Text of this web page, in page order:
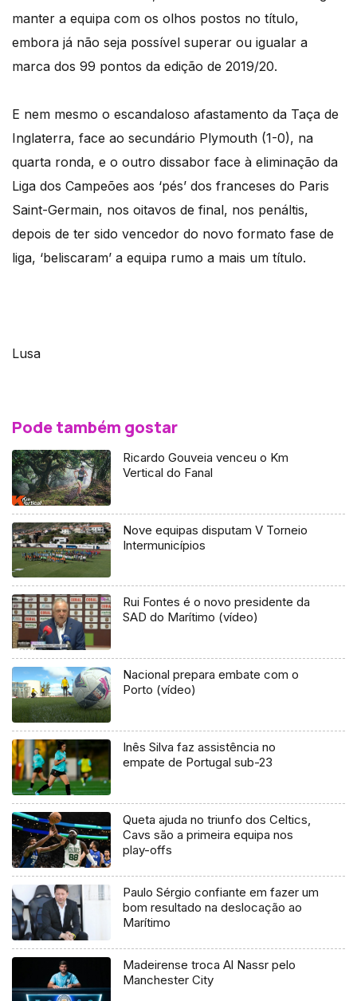
manter a equipa com os olhos postos no título,
embora já não seja possível superar ou igualar a
marca dos 99 pontos da edição de 2019/20.
E nem mesmo o escandaloso afastamento da Taça de
Inglaterra, face ao secundário Plymouth (1-0), na
quarta ronda, e o outro dissabor face à eliminação da
Liga dos Campeões aos ‘pés’ dos franceses do Paris
Saint-Germain, nos oitavos de final, nos penáltis,
depois de ter sido vencedor do novo formato fase de
liga, ‘beliscaram’ a equipa rumo a mais um título.
Lusa
Pode também gostar
Ricardo Gouveia venceu o Km
Vertical do Fanal
Nove equipas disputam V Torneio
Intermunicípios
Rui Fontes é o novo presidente da
SAD do Marítimo (vídeo)
Nacional prepara embate com o
Porto (vídeo)
Inês Silva faz assistência no
empate de Portugal sub-23
Queta ajuda no triunfo dos Celtics,
Cavs são a primeira equipa nos
play-offs
Paulo Sérgio confiante em fazer um
bom resultado na deslocação ao
Marítimo
Madeirense troca Al Nassr pelo
Manchester City